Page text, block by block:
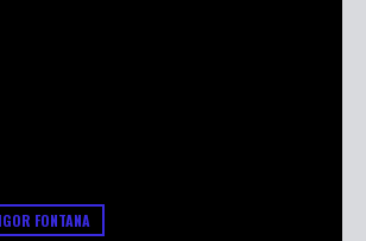
IGOR FONTANA